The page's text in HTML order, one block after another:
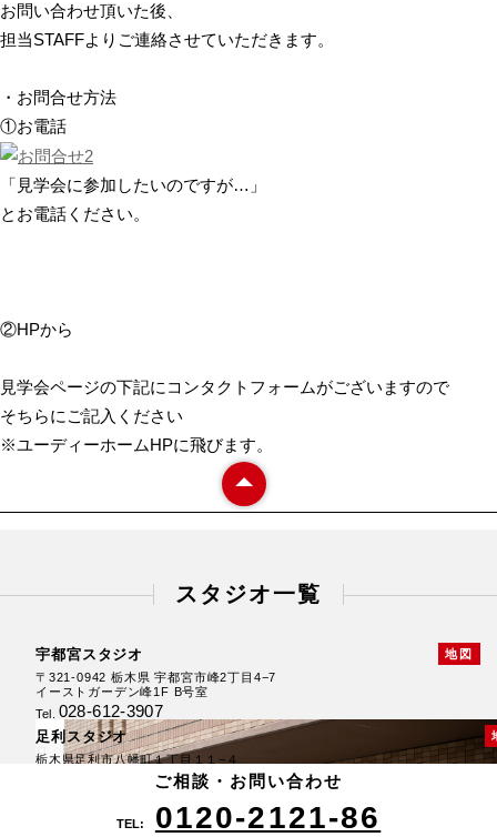
お問い合わせ頂いた後、
担当STAFFよりご連絡させていただきます。
・お問合せ方法
①お電話
「見学会に参加したいのですが…」
とお電話ください。
②HPから
見学会ページの下記にコンタクトフォームがございますので
そちらにご記入ください
※ユーディーホームHPに飛びます。
スタジオ一覧
宇都宮スタジオ
地図
〒321-0942 栃木県 宇都宮市峰2丁目4−7
イーストガーデン峰1F B号室
Tel. 028-612-3907
厚崎スタジオ
〒325-0026 栃木県 那須塩原市上厚崎368-9
0287-74-2121
足利スタジオ
栃木県足利市八幡町１丁目１１−４
0284-22-3868ご相談・お問い合わせ
TEL: 0120-2121-86